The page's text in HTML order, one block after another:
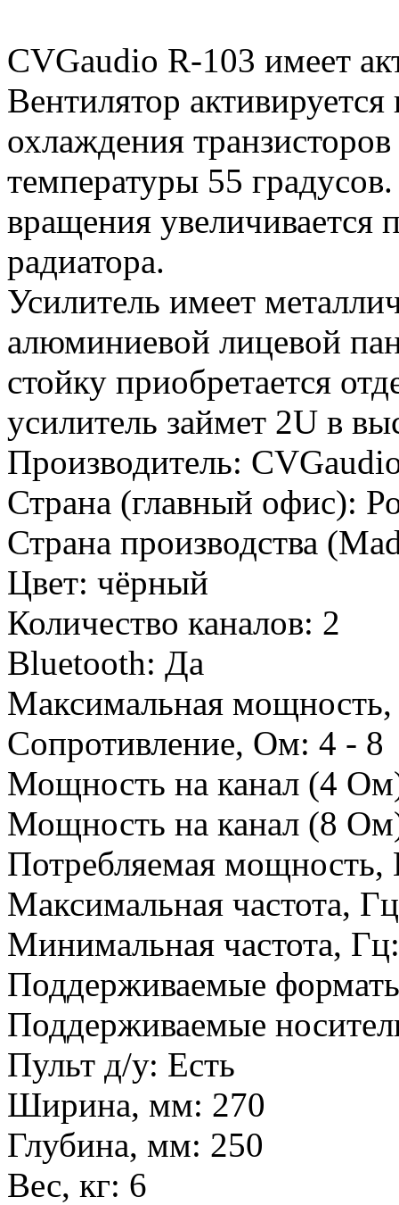
CVGaudio R-103 имеет
Вентилятор
охлаждения
температуры 55
вращения увеличивается
радиатора.
Усилитель имеет
алюминиевой лицевой
стойку приобретается
усилитель займет 2U в
Производитель:
Страна (главный офис):
Страна производства
Цвет: чёрный
Количество каналов: 2
Bluetooth: Да
Максимальная
Сопротивление, Ом: 4 - 8
Мощность на канал (4
Мощность на канал (8
Потребляемая
Максимальная частота,
Минимальная частота,
Поддерживаемые
Поддерживаемые
Пульт д/у: Есть
Ширина, мм: 270
Глубина, мм: 250
Вес, кг: 6